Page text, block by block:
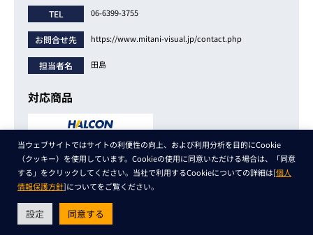
TEL 06-6399-3755
お問合せ先 https://www.mitani-visual.jp/contact.php
担当者名 田島
対応商品
近畿
株式会社レグラス
当ウェブサイトではサイトの利便性の向上、および利用分析を目的にCookie
（クッキー）を使用しています。Cookieの使用に同意いただける場合は、「同意
する」をクリックしてください。当社で利用するCookieについての詳細は[個人
情報保護方針]についてをご覧ください。
設定 同意する